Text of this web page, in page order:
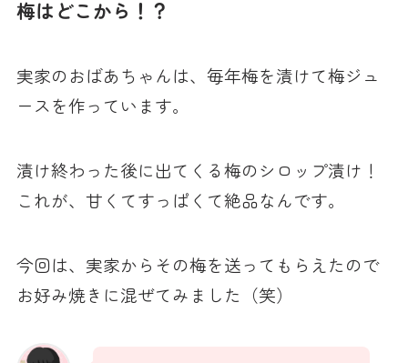
梅はどこから！？
実家のおばあちゃんは、毎年梅を漬けて梅ジュ
ースを作っています。
漬け終わった後に出てくる梅のシロップ漬け！
これが、甘くてすっぱくて絶品なんです。
今回は、実家からその梅を送ってもらえたので
お好み焼きに混ぜてみました（笑）